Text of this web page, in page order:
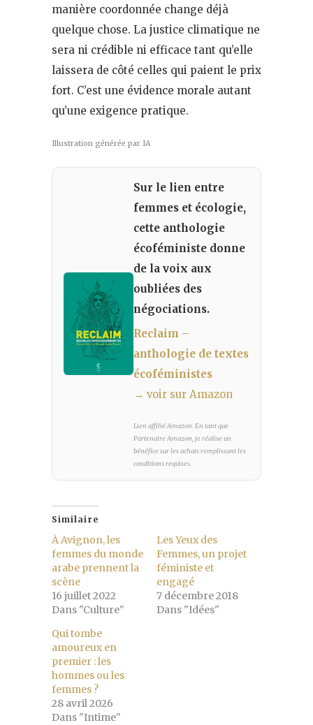
manière coordonnée change déjà
quelque chose. La justice climatique ne
sera ni crédible ni efficace tant qu’elle
laissera de côté celles qui paient le prix
fort. C’est une évidence morale autant
qu’une exigence pratique.
Illustration générée par IA
Sur le lien entre
femmes et écologie,
cette anthologie
écoféministe donne
de la voix aux
oubliées des
négociations.
Reclaim –
anthologie de textes
écoféministes
→ voir sur Amazon
Lien affilié Amazon. En tant que
Partenaire Amazon, je réalise un
bénéfice sur les achats remplissant les
conditions requises.
Similaire
À Avignon, les
femmes du monde
arabe prennent la
scène
16 juillet 2022
Dans "Culture"
Les Yeux des
Femmes, un projet
féministe et
engagé
7 décembre 2018
Dans "Idées"
Qui tombe
amoureux en
premier : les
hommes ou les
femmes ?
28 avril 2026
Dans "Intime"